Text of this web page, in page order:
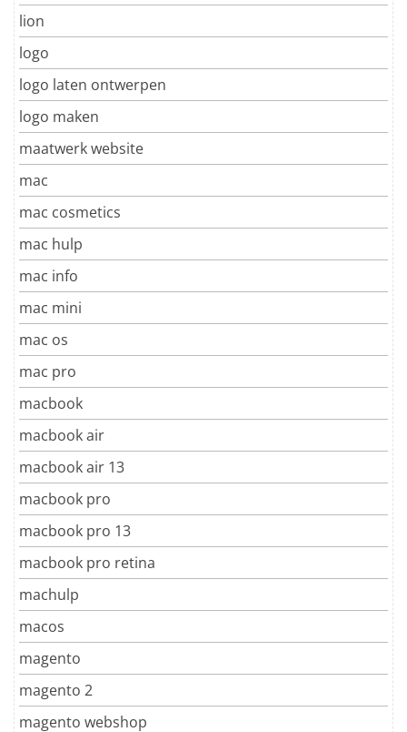
lion
logo
logo laten ontwerpen
logo maken
maatwerk website
mac
mac cosmetics
mac hulp
mac info
mac mini
mac os
mac pro
macbook
macbook air
macbook air 13
macbook pro
macbook pro 13
macbook pro retina
machulp
macos
magento
magento 2
magento webshop